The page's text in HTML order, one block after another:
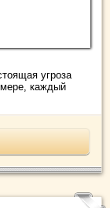
угроза
каждый